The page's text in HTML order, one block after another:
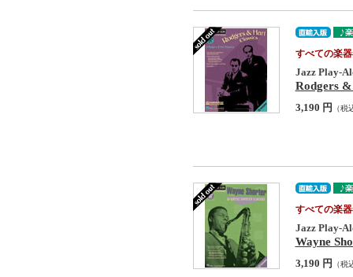
すべての楽
Jazz Play-
Rodgers
3,190 円 （税
すべての楽
Jazz Play-
Wayne
3,190 円 （税